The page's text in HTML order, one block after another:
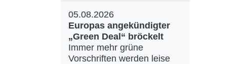
05.08.2026
Europas angekündigter
„Green Deal“ bröckelt
Immer mehr grüne
Vorschriften werden leise